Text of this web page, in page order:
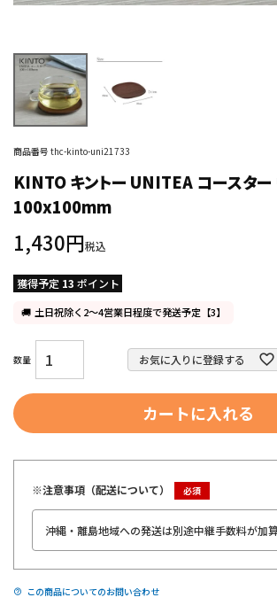
商品番号 thc-kinto-uni21733
KINTO キントー UNITEA コースター
100x100mm
1,430 税込
獲得予定 13 ポイント
土日祝除く2～4営業日程度で発送予定【3】
お気に入りに登録する
カートに入れる
※注意事項（配送について）
この商品についてのお問い合わせ